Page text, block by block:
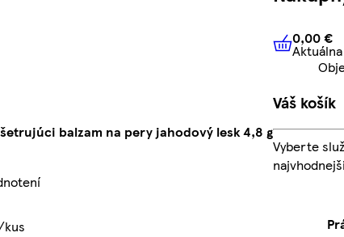
balzam na pery jahodový lesk 4,8 g
0,00 €
0,00 €
Váš košík
Vyberte